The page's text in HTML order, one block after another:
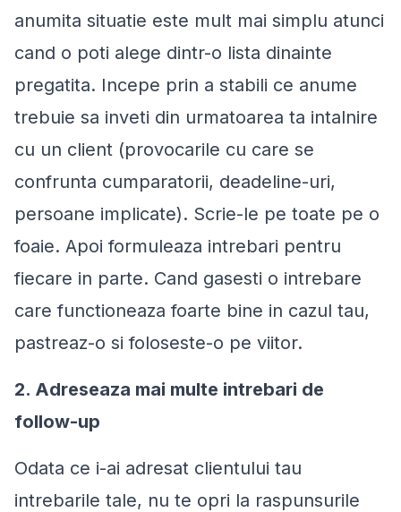
anumita situatie este mult mai simplu atunci
cand o poti alege dintr-o lista dinainte
pregatita. Incepe prin a stabili ce anume
trebuie sa inveti din urmatoarea ta intalnire
cu un client (provocarile cu care se
confrunta cumparatorii, deadeline-uri,
persoane implicate). Scrie-le pe toate pe o
foaie. Apoi formuleaza intrebari pentru
fiecare in parte. Cand gasesti o intrebare
care functioneaza foarte bine in cazul tau,
pastreaz-o si foloseste-o pe viitor.
2. Adreseaza mai multe intrebari de
follow-up
Odata ce i-ai adresat clientului tau
intrebarile tale, nu te opri la raspunsurile